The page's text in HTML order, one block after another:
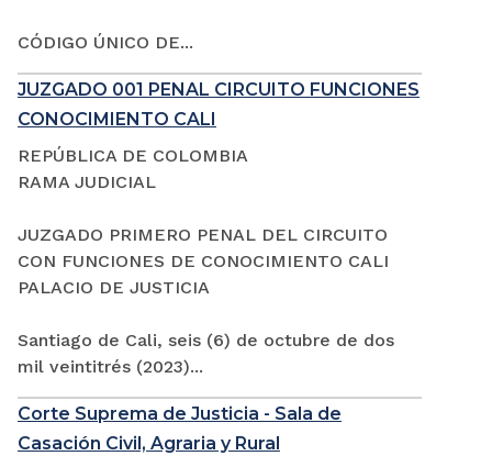
CÓDIGO ÚNICO DE...
JUZGADO 001 PENAL CIRCUITO FUNCIONES
CONOCIMIENTO CALI
REPÚBLICA DE COLOMBIA
RAMA JUDICIAL
JUZGADO PRIMERO PENAL DEL CIRCUITO
CON FUNCIONES DE CONOCIMIENTO CALI
PALACIO DE JUSTICIA
Santiago de Cali, seis (6) de octubre de dos
mil veintitrés (2023)...
Corte Suprema de Justicia - Sala de
Casación Civil, Agraria y Rural